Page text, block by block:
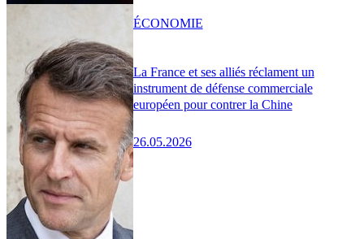
La France et ses alliés réclament un
instrument de défense commerciale
européen pour contrer la Chine
26.05.2026
ÉCONOMIE